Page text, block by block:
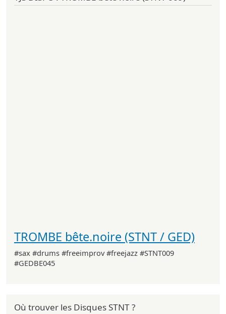
TROMBE bête.noire (STNT / GED)
#sax #drums #freeimprov #freejazz #STNT009
#GEDBE045
Où trouver les Disques STNT ?